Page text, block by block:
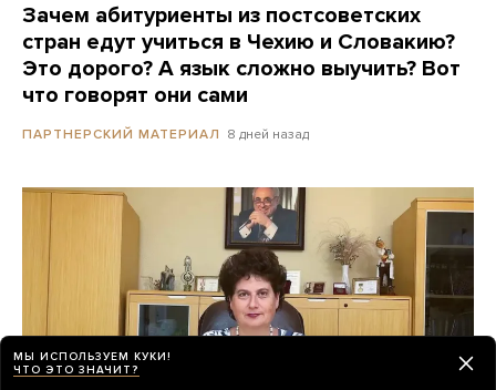
Зачем абитуриенты из постсоветских
стран едут учиться в Чехию и Словакию?
Это дорого? А язык сложно выучить? Вот
что говорят они сами
ПАРТНЕРСКИЙ МАТЕРИАЛ 8 дней назад
МЫ ИСПОЛЬЗУЕМ КУКИ!
ЧТО ЭТО ЗНАЧИТ?